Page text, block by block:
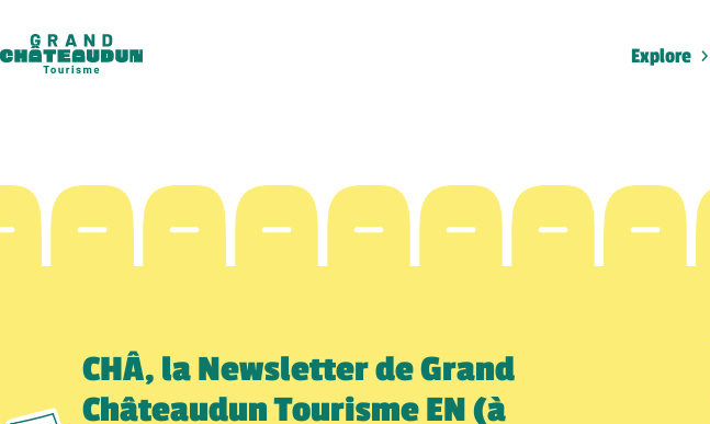
content
Explore
CHÂ, la Newsletter de Grand
Châteaudun Tourisme EN (à